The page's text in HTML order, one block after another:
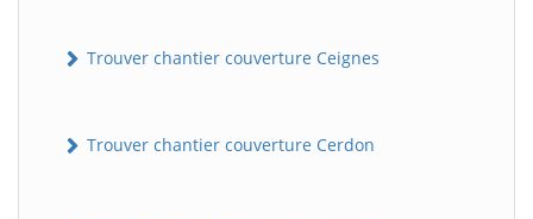
Trouver chantier couverture Ceignes
Trouver chantier couverture Cerdon